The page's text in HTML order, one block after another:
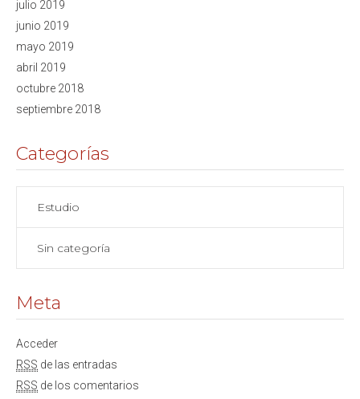
julio 2019
junio 2019
mayo 2019
abril 2019
octubre 2018
septiembre 2018
Categorías
Estudio
Sin categoría
Meta
Acceder
RSS de las entradas
RSS de los comentarios